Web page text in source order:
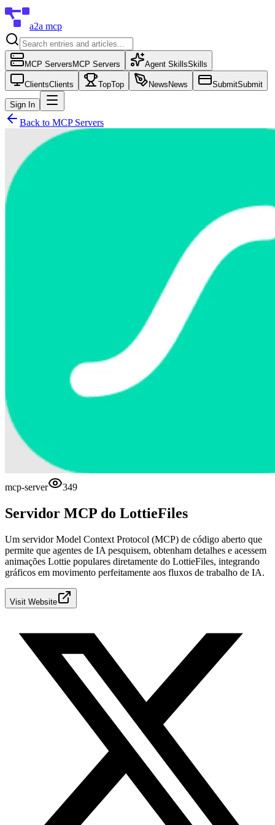
a2a mcp
MCP Servers MCP Servers Agent SkillsSkills
ClientsClients TopTop News News SubmitSubmit
Sign In
Back to MCP Servers
mcp-server 349
Servidor MCP do LottieFiles
Um servidor Model Context Protocol (MCP) de código aberto que
permite que agentes de IA pesquisem, obtenham detalhes e acessem
animações Lottie populares diretamente do LottieFiles, integrando
gráficos em movimento perfeitamente aos fluxos de trabalho de IA.
Visit Website